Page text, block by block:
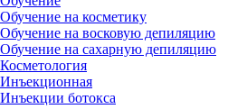
Обучение на косметику
Обучение на восковую депиляцию
Обучение на сахарную депиляцию
Косметология
Инъекционная
Инъекции ботокса